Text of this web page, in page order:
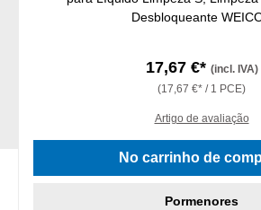
Desbloqueante
17,67 €* (incl. IVA)
(17,67 €* / 1 PCE)
Artigo de avaliação
No carrinho de
Pormenores